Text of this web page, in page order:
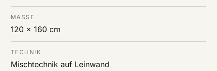
MASSE
120 x 160 cm
TECHNIK
Mischtechnik auf Leinwand